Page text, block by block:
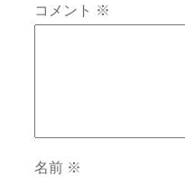
コメント ※
名前 ※